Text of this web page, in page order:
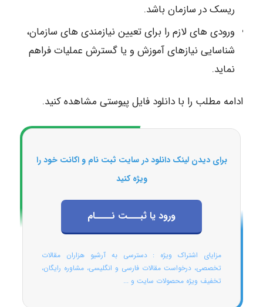
ریسک در سازمان باشد.
ورودی های لازم را برای تعیین نیازمندی های سازمان،
شناسایی نیازهای آموزش و یا گسترش عملیات فراهم
نماید.
ادامه مطلب را با دانلود فایل پیوستی مشاهده کنید.
برای دیدن لینک دانلود در سایت ثبت نام و اکانت خود را
ویژه کنید
ورود یا ثبـــت نــــام
مزایای اشتراک ویژه : دسترسی به آرشیو هزاران مقالات
تخصصی، درخواست مقالات فارسی و انگلیسی، مشاوره رایگان،
تخفیف ویژه محصولات سایت و ...